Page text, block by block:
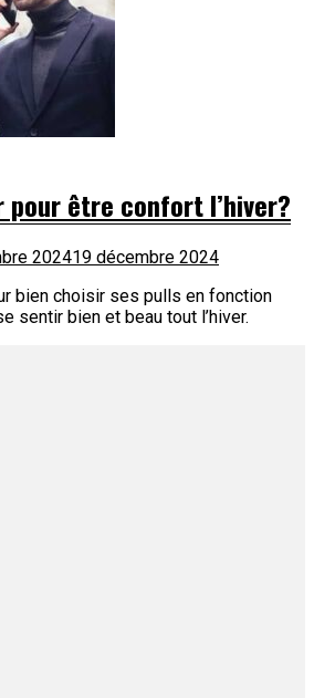
pour être confort l’hiver?
202419 décembre 2024
bien choisir ses pulls en fonction
sentir bien et beau tout l’hiver.